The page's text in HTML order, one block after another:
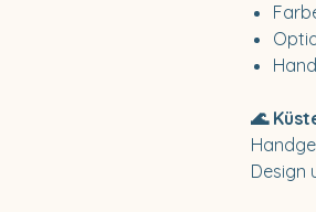
🌊
Design